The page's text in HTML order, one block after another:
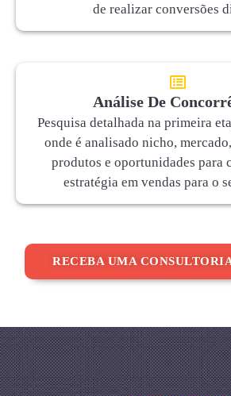
de realizar conversões
Análise De
Pesquisa detalhada na primeira
onde é analisado nicho,
produtos e oportunidades para
estratégia em vendas para o
RECEBA UMA